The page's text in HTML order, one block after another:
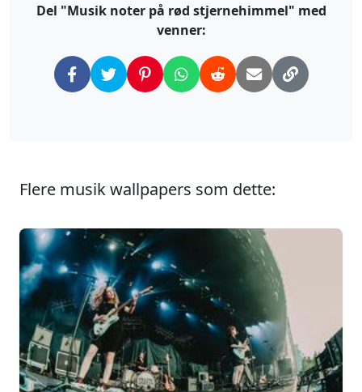
Del "Musik noter på rød stjernehimmel" med
venner:
Flere musik wallpapers som dette: